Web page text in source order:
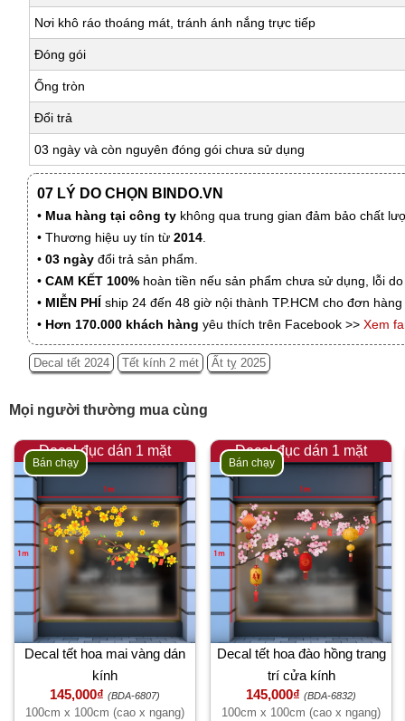
Nơi khô ráo thoáng mát, tránh ánh nắng trực tiếp
Đóng gói
Ống tròn
Đổi trả
03 ngày và còn nguyên đóng gói chưa sử dụng
07 LÝ DO CHỌN BINDO.VN
• Mua hàng tại công ty không qua trung gian đảm bảo chất
• Thương hiệu uy tín từ 2014.
• 03 ngày đổi trả sản phẩm.
• CAM KẾT 100% hoàn tiền nếu sản phẩm chưa sử dụng, lỗi
• MIỄN PHÍ ship 24 đến 48 giờ nội thành TP.HCM cho đơn
• Hơn 170.000 khách hàng yêu thích trên Facebook >> Xem
Decal tết 2024 Tết kính 2 mét Ất tỵ 2025
Mọi người thường mua cùng
Decal đục dán 1 mặt
Bán chạy
Decal tết hoa mai vàng dán
kính
145,000₫ (BDA-6807)
100cm x 100cm (cao x ngang)
Decal đục dán 1 mặt
Bán chạy
Decal tết hoa đào hồng trang
trí cửa kính
145,000₫ (BDA-6832)
100cm x 100cm (cao x ngang)